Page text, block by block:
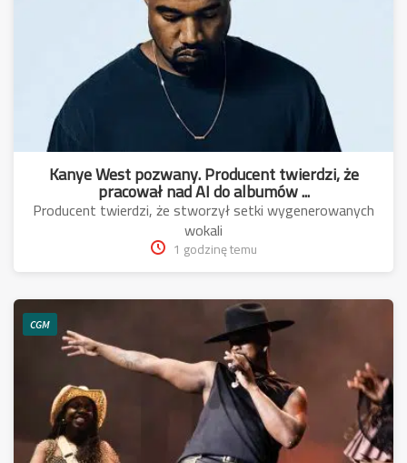
Kanye West pozwany. Producent twierdzi, że
pracował nad AI do albumów ...
Producent twierdzi, że stworzył setki wygenerowanych
wokali
1 godzinę temu
CGM